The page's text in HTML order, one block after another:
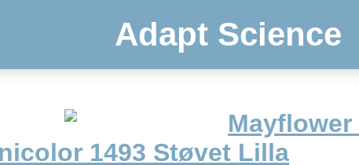
Adapt Science
1493 Støvet Lilla